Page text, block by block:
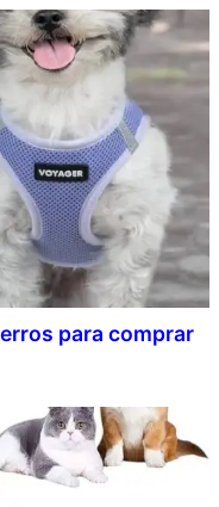
para comprar